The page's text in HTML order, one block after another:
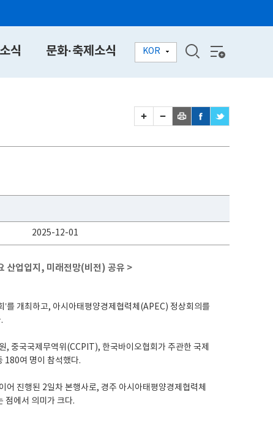
식 문화·축제소식 KOR
2025-12-01
산업입지, 미래전망(비전) 공유 >
를 개최하고, 아시아태평양경제협력체(APEC) 정상회의를
, 중국국제무역위(CCPIT), 한국바이오협회가 주관한 국제
180여 명이 참석했다.
진행된 2일차 본행사로, 경주 아시아태평양경제협력체
점에서 의미가 크다.